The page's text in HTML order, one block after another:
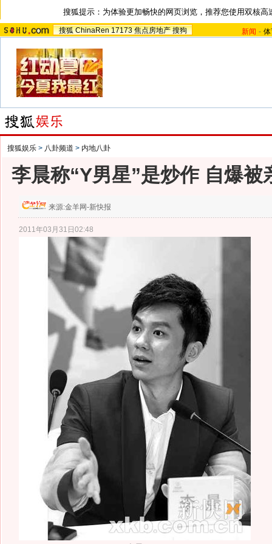
搜狐提示：为体验更加畅快的网页浏览，推荐您使用双核高
搜狐 ChinaRen 17173 焦点房地产 搜狗 新闻 -
搜狐娱乐 > 八卦频道 > 内地八卦
李晨称“Y男星”是炒作 自爆被
来源:金羊网-新快报
2011年03月31日02:48